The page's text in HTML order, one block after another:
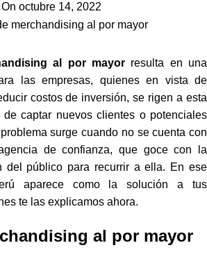
On octubre 14, 2022
al por mayor resulta en una
las empresas, quienes en vista de
costos de inversión, se rigen a esta
captar nuevos clientes o potenciales
surge cuando no se cuenta con
de confianza, que goce con la
del público para recurrir a ella. En ese
aparece como la solución a tus
te las explicamos ahora.
al por mayor